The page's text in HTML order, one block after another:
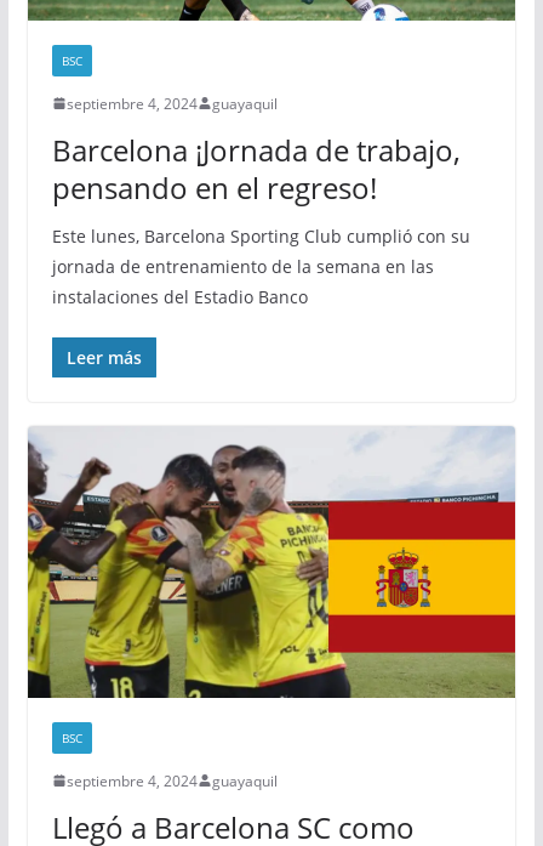
BSC
septiembre 4, 2024 guayaquil
Barcelona ¡Jornada de trabajo,
pensando en el regreso!
Este lunes, Barcelona Sporting Club cumplió con su
jornada de entrenamiento de la semana en las
instalaciones del Estadio Banco
Leer más
BSC
septiembre 4, 2024 guayaquil
Llegó a Barcelona SC como